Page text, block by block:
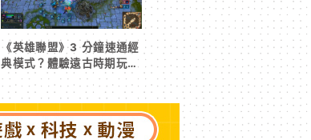
《英雄聯盟》3 分鐘速通經
典模式？體驗遠古時期玩家
獨有的樂趣